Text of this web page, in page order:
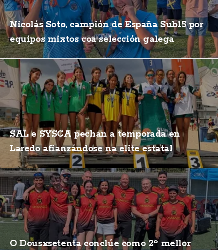
Nicolás Soto, campión de España Sub15 por
equipos mixtos coa selección galega
SAL e SYSCA pechan a temporada en
Laredo afianzándose na elite estatal
O Dousxsetenta conclúe como 2º mellor